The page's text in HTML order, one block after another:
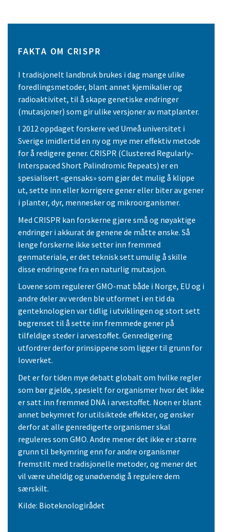
FAKTA OM CRISPR
I tradisjonelt landbruk brukes i dag mange ulike
foredlingsmetoder, blant annet kjemikalier og
radioaktivitet, til å skape genetiske endringer
(mutasjoner) som gir ulike versjoner av matplanter.
I 2012 oppdaget forskere ved Umeå universitet i
Sverige imidlertid en ny og mye mer effektiv metode
for å redigere gener. CRISPR (Clustered Regularly-
Interspaced Short Palindromic Repeats) er en
spesialisert «gensaks» som gjør det mulig å klippe
ut, sette inn eller korrigere gener eller biter av gener
i planter, dyr, mennesker og mikroorganismer.
Med CRISPR kan forskerne gjøre små og nøyaktige
endringer i akkurat de genene de måtte ønske. Så
lenge forskerne ikke setter inn fremmed
genmateriale, er det teknisk sett umulig å skille
disse endringene fra en naturlig mutasjon.
Lovene som regulerer GMO-mat både i Norge, EU og i
andre deler av verden ble utformet i en tid da
genteknologien var tidlig i utviklingen og stort sett
begrenset til å sette inn fremmede gener på
tilfeldige steder i arvestoffet. Genredigering
utfordrer derfor prinsippene som ligger til grunn for
lovverket.
Det er for tiden mye debatt globalt om hvilke regler
som bør gjelde, spesielt for organismer hvor det ikke
er satt inn fremmed DNA i arvestoffet. Noen er blant
annet bekymret for utilsiktede effekter, og ønsker
derfor at alle genredigerte organismer skal
reguleres som GMO. Andre mener det ikke er større
grunn til bekymring enn for andre organismer
fremstilt med tradisjonelle metoder, og mener det
vil være uheldig og unødvendig å regulere dem
særskilt.
Kilde: Bioteknologirådet